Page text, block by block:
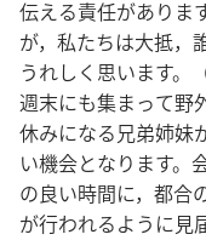
伝える責任がありま
が，私たちは大抵，
うれしく思います。
週末にも集まって野
休みになる兄弟姉妹
い機会となります。
の良い時間に，都合
が行われるように見